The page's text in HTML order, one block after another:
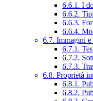
6.6.1. I
6.6.2.
6.6.3.
6.6.4.
6.7. Immagini e
6.7.1.
6.7.2.
6.7.3.
6.8. Proprietà
6.8.1.
6.8.2.